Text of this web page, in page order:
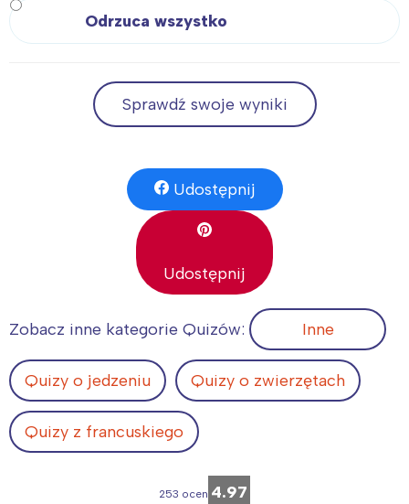
Odrzuca wszystko
Sprawdź swoje wyniki
Udostępnij
Udostępnij
Zobacz inne kategorie Quizów: Inne
Quizy o jedzeniu Quizy o zwierzętach
Quizy z francuskiego
253 ocen 4.97